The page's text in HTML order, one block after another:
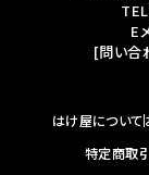
E
[問い合
はけ屋について
特定商取